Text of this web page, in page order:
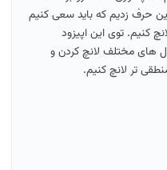
حرف زدیم که باید سعی کنیم
کنیم. توی این اپیزود
های مختلف لانچ کردن و
تر لانچ کنیم.